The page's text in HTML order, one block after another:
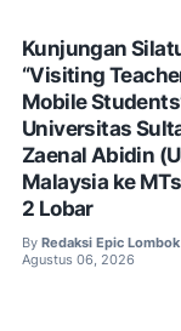
Kunjungan
“Visiting
Mobile
Universitas
Zaenal Abidin
Malaysia ke
2 Lobar
By Redaksi Epic Lombok
Agustus 06, 2026